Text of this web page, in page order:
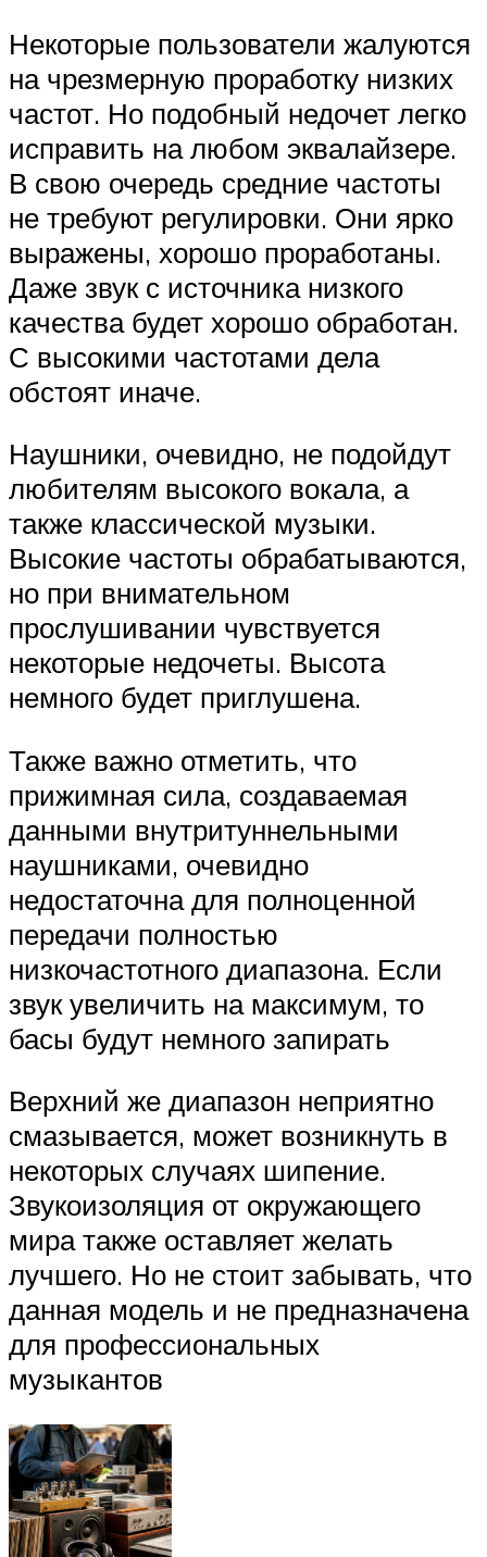
Некоторые пользователи жалуются
на чрезмерную проработку низких
частот. Но подобный недочет легко
исправить на любом эквалайзере.
В свою очередь средние частоты
не требуют регулировки. Они ярко
выражены, хорошо проработаны.
Даже звук с источника низкого
качества будет хорошо обработан.
С высокими частотами дела
обстоят иначе.
Наушники, очевидно, не подойдут
любителям высокого вокала, а
также классической музыки.
Высокие частоты обрабатываются,
но при внимательном
прослушивании чувствуется
некоторые недочеты. Высота
немного будет приглушена.
Также важно отметить, что
прижимная сила, создаваемая
данными внутритуннельными
наушниками, очевидно
недостаточна для полноценной
передачи полностью
низкочастотного диапазона. Если
звук увеличить на максимум, то
басы будут немного запирать
Верхний же диапазон неприятно
смазывается, может возникнуть в
некоторых случаях шипение.
Звукоизоляция от окружающего
мира также оставляет желать
лучшего. Но не стоит забывать, что
данная модель и не предназначена
для профессиональных
музыкантов